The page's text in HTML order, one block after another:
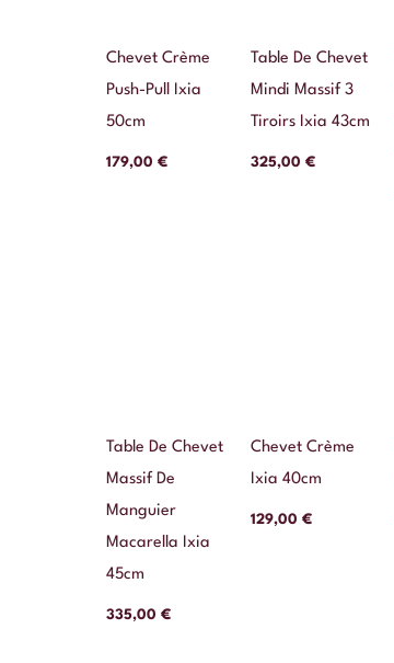
Chevet Crème
Push-Pull Ixia
50cm
179,00 €
Table De Chevet
Mindi Massif 3
Tiroirs Ixia 43cm
325,00 €
Table De Chevet
Massif De
Manguier
Macarella Ixia
45cm
335,00 €
Chevet Crème
Ixia 40cm
129,00 €